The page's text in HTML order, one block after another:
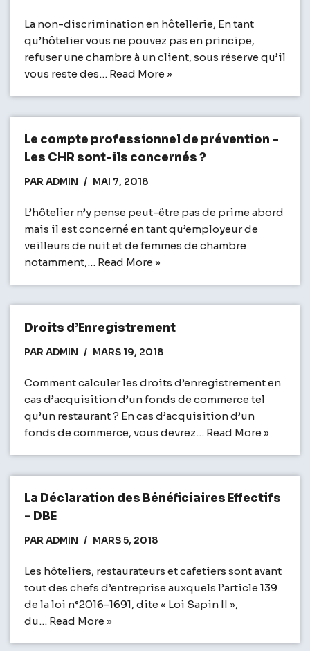
La non-discrimination en hôtellerie, En tant
qu’hôtelier vous ne pouvez pas en principe,
refuser une chambre à un client, sous réserve qu’il
vous reste des… Read More »
Le compte professionnel de prévention –
Les CHR sont-ils concernés ?
PARADMIN MAI 7, 2018
L’hôtelier n’y pense peut-être pas de prime abord
mais il est concerné en tant qu’employeur de
veilleurs de nuit et de femmes de chambre
notamment,… Read More »
Droits d’Enregistrement
PARADMIN MARS 19, 2018
Comment calculer les droits d’enregistrement en
cas d’acquisition d’un fonds de commerce tel
qu’un restaurant ? En cas d’acquisition d’un
fonds de commerce, vous devrez… Read More »
La Déclaration des Bénéficiaires Effectifs
– DBE
PARADMIN MARS 5, 2018
Les hôteliers, restaurateurs et cafetiers sont avant
tout des chefs d’entreprise auxquels l’article 139
de la loi n°2016-1691, dite « Loi Sapin II »,
du… Read More »